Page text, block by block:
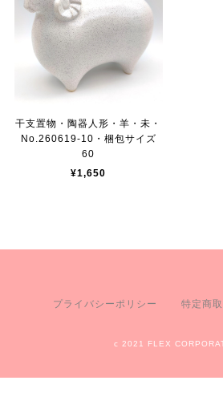
干支置物・陶器人形・羊・未・
No.260619-10・梱包サイズ
60
¥1,650
プライバシーポリシー 特定商
c 2021 FLEX